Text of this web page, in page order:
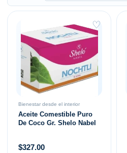
♡
Bienestar desde el interior
Aceite Comestible Puro
De Coco Gr. Shelo Nabel
$327.00